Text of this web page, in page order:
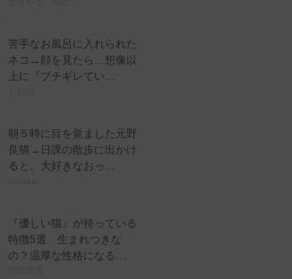
苦手なお風呂に入れられた
ネコ→顔を見たら…想像以
上に『ブチギレてい…
朝５時に目を覚ました元野
良猫→日課の散歩に出かけ
ると、大好きなおっ…
『優しい猫』が持っている
特徴5選 生まれつきな
の？温厚な性格になる…